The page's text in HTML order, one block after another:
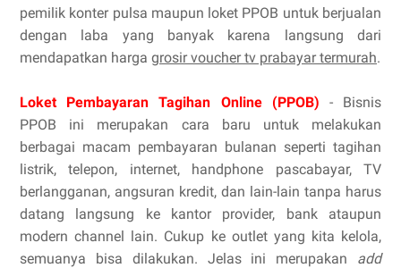
pemilik konter pulsa maupun loket PPOB untuk berjualan
dengan laba yang banyak karena langsung dari
mendapatkan harga grosir voucher tv prabayar termurah.
Loket Pembayaran Tagihan Online (PPOB) - Bisnis
PPOB ini merupakan cara baru untuk melakukan
berbagai macam pembayaran bulanan seperti tagihan
listrik, telepon, internet, handphone pascabayar, TV
berlangganan, angsuran kredit, dan lain-lain tanpa harus
datang langsung ke kantor provider, bank ataupun
modern channel lain. Cukup ke outlet yang kita kelola,
semuanya bisa dilakukan. Jelas ini merupakan add